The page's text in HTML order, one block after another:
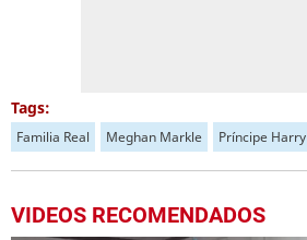
Tags:
Familia Real Meghan Markle Príncipe Harry
VIDEOS RECOMENDADOS